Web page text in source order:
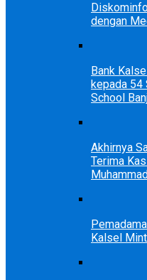
dengan
Bank
kepada
School
Akhirnya
Terima
Kalsel